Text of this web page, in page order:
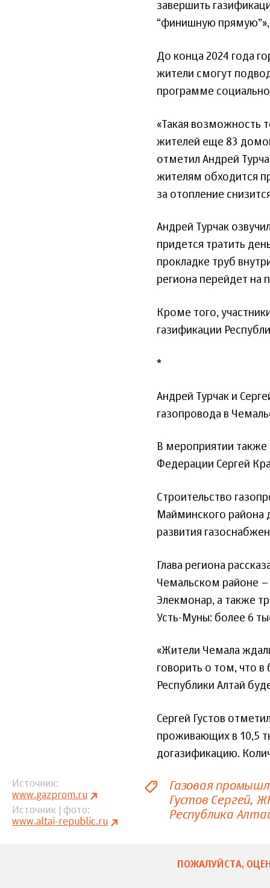
завершить
“финишную прямую”»,
До конца 2024 года
жители смогут
программе
«Такая возможность
жителей еще 83
отметил Андрей
жителям обходится
за отопление
Андрей Турчак
придется тратить
прокладке труб
региона перейдет на
Кроме того,
газификации
*
Андрей Турчак и
газопровода в
В мероприятии также
Федерации Сергей
Строительство
Майминского района
развития
Глава региона
Чемальском районе –
Элекмонар, а также
Усть-Муны: более 6
«Жители Чемала
говорить о том, что
Республики Алтай
Сергей Густов
проживающих в 10,5
догазификацию.
Источник
www.gazprom.ru
Источник | фото
www.altai-republic.ru
Газовая
Густов Сергей
Республика
ПОЖАЛУЙСТА,